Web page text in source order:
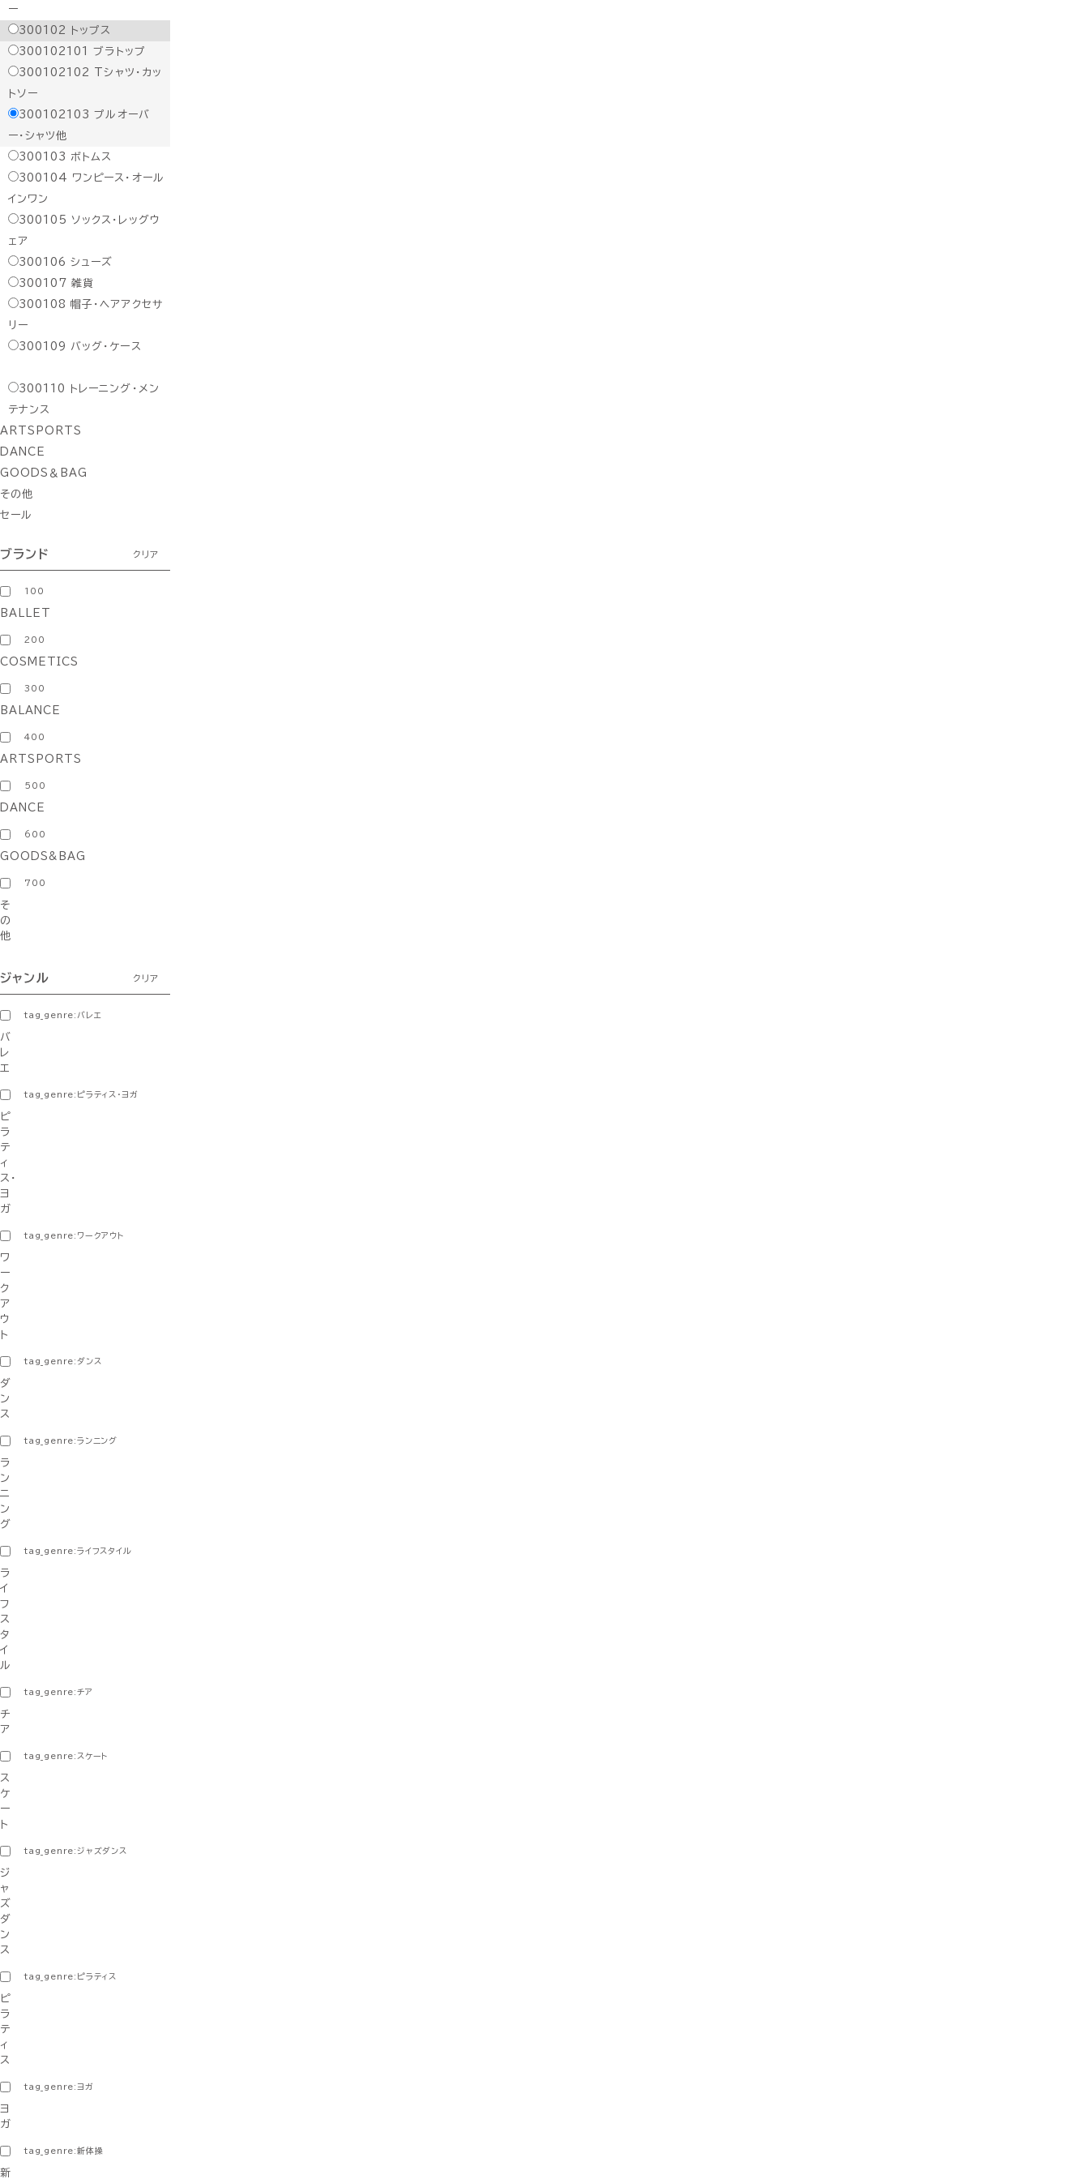
ー
300102
トップス
300102101
ブラトップ
300102102
Tシャツ・カッ
トソー
300102103 プルオーバ
ー・シャツ他
300103
ボトムス
300104
ワンピース・オール
インワン
300105
ソックス・レッグウ
ェア
300106 シューズ
300107 雑貨
300108 帽子・ヘアアクセサ
リー
300109
バッグ・ケース
300110
トレーニング・メン
テナンス
ARTSPORTS
DANCE
GOODS＆BAG
その他
セール
ブランド クリア
100
BALLET
200
COSMETICS
300
BALANCE
400
ARTSPORTS
500
DANCE
600
GOODS&BAG
700
そ
の
他
ジャンル クリア
tag_genre:バレエ
バ
レ
エ
tag_genre:ピラティス・ヨガ
ピ
ラ
テ
ィ
ス・
ヨ
ガ
tag_genre:ワークアウト
ワ
ー
ク
ア
ウ
ト
tag_genre:ダンス
ダ
ン
ス
tag_genre:ランニング
ラ
ン
ニ
ン
グ
tag_genre:ライフスタイル
ラ
イ
フ
ス
タ
イ
ル
tag_genre:チア
チ
ア
tag_genre:スケート
ス
ケ
ー
ト
tag_genre:ジャズダンス
ジ
ャ
ズ
ダ
ン
ス
tag_genre:ピラティス
ピ
ラ
テ
ィ
ス
tag_genre:ヨガ
ヨ
ガ
tag_genre:新体操
新